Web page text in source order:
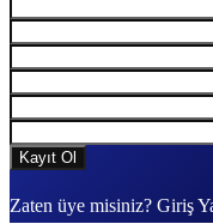
Zaten üye misiniz? Giriş